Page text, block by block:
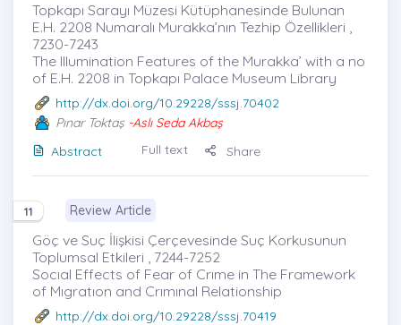
Topkapı Sarayı Müzesi Kütüphanesinde Bulunan
E.H. 2208 Numaralı Murakka’nın Tezhip Özellikleri ,
7230-7243
The Illumination Features of the Murakka’ with a no
of E.H. 2208 in Topkapı Palace Museum Library
http://dx.doi.org/10.29228/sssj.70402
Pınar Toktaş -Aslı Seda Akbaş
Abstract
Full text Share
11 Review Article
Göç ve Suç İlişkisi Çerçevesinde Suç Korkusunun
Toplumsal Etkileri , 7244-7252
Socıal Effects of Fear of Crıme in The Framework
of Mıgratıon and Crımınal Relationship
http://dx.doi.org/10.29228/sssj.70419